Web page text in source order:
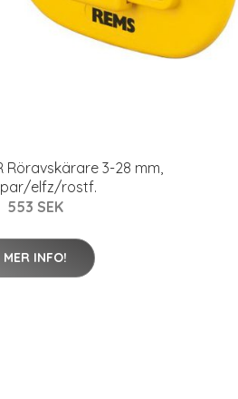
Röravskärare 3-28 mm,
elfz/rostf.
553 SEK
MER INFO!